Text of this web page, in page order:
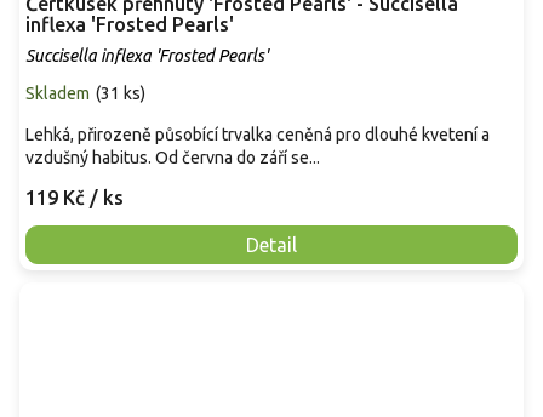
inflexa 'Frosted Pearls'
Succisella inflexa 'Frosted Pearls'
Skladem (31 ks)
119 Kč / ks
Detail
Lehká, přirozeně působící trvalka ceněná pro dlouhé kvetení a
vzdušný habitus. Od června do září se...